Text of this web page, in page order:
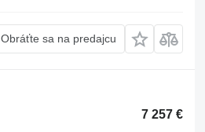
Obráťte sa na predajcu
7 257 €